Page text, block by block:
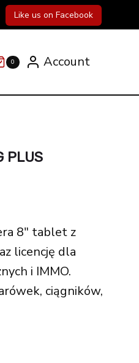
Like us on Facebook
0 Account
PLUS
8″ tablet z
licencję dla
i IMMO.
ciągników,